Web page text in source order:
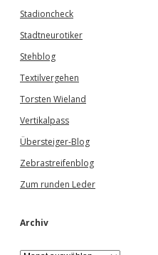
Stadioncheck
Stadtneurotiker
Stehblog
Textilvergehen
Torsten Wieland
Vertikalpass
Übersteiger-Blog
Zebrastreifenblog
Zum runden Leder
Archiv
A